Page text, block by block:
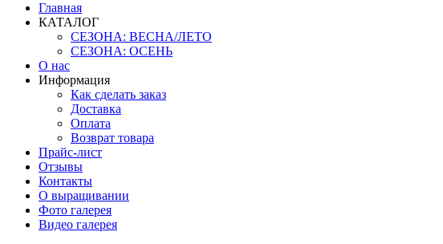
Главная
КАТАЛОГ
СЕЗОНА: ВЕСНА/ЛЕТО
СЕЗОНА: ОСЕНЬ
О нас
Информация
Как сделать заказ
Доставка
Оплата
Возврат товара
Прайс-лист
Отзывы
Контакты
О выращивании
Фото галерея
Видео галерея